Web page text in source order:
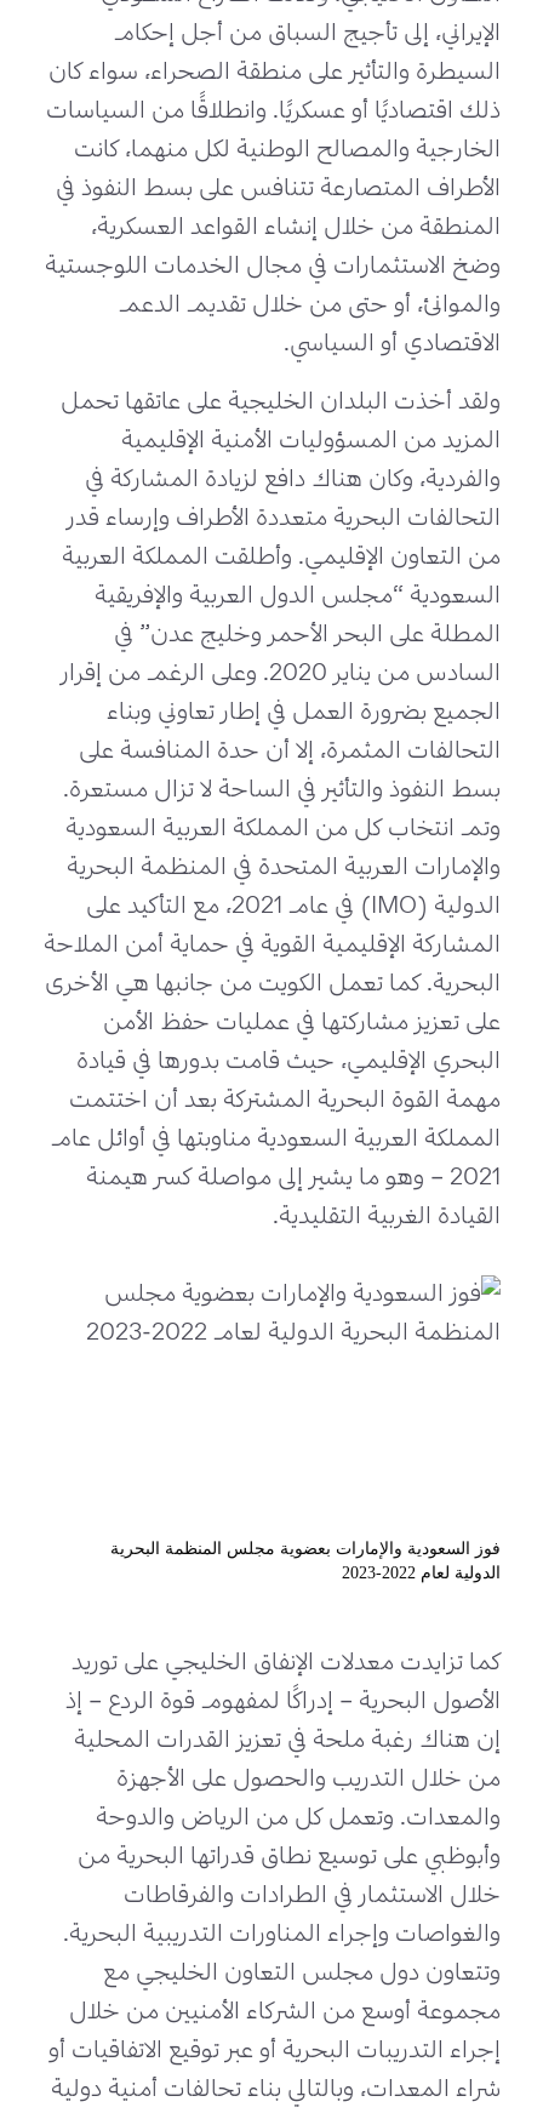
الإيراني، إلى تأجيج السباق من أجل إحكام
السيطرة والتأثير على منطقة الصحراء، سواء كان
ذلك اقتصاديًا أو عسكريًا. وانطلاقًا من السياسات
الخارجية والمصالح الوطنية لكل منهما، كانت
الأطراف المتصارعة تتنافس على بسط النفوذ في
المنطقة من خلال إنشاء القواعد العسكرية،
وضخ الاستثمارات في مجال الخدمات اللوجستية
والموانئ، أو حتى من خلال تقديم الدعم
الاقتصادي أو السياسي.
ولقد أخذت البلدان الخليجية على عاتقها تحمل
المزيد من المسؤوليات الأمنية الإقليمية
والفردية، وكان هناك دافع لزيادة المشاركة في
التحالفات البحرية متعددة الأطراف وإرساء قدر
من التعاون الإقليمي. وأطلقت المملكة العربية
السعودية “مجلس الدول العربية والإفريقية
المطلة على البحر الأحمر وخليج عدن” في
السادس من يناير 2020. وعلى الرغم من إقرار
الجميع بضرورة العمل في إطار تعاوني وبناء
التحالفات المثمرة، إلا أن حدة المنافسة على
بسط النفوذ والتأثير في الساحة لا تزال مستعرة.
وتم انتخاب كل من المملكة العربية السعودية
والإمارات العربية المتحدة في المنظمة البحرية
الدولية (IMO) في عام 2021، مع التأكيد على
المشاركة الإقليمية القوية في حماية أمن الملاحة
البحرية. كما تعمل الكويت من جانبها هي الأخرى
على تعزيز مشاركتها في عمليات حفظ الأمن
البحري الإقليمي، حيث قامت بدورها في قيادة
مهمة القوة البحرية المشتركة بعد أن اختتمت
المملكة العربية السعودية مناوبتها في أوائل عام
2021 – وهو ما يشير إلى مواصلة كسر هيمنة
القيادة الغربية التقليدية.
فوز السعودية والإمارات بعضوية مجلس المنظمة البحرية
الدولية لعام 2022-2023
كما تزايدت معدلات الإنفاق الخليجي على توريد
الأصول البحرية – إدراكًا لمفهوم قوة الردع – إذ
إن هناك رغبة ملحة في تعزيز القدرات المحلية
من خلال التدريب والحصول على الأجهزة
والمعدات. وتعمل كل من الرياض والدوحة
وأبوظبي على توسيع نطاق قدراتها البحرية من
خلال الاستثمار في الطرادات والفرقاطات
والغواصات وإجراء المناورات التدريبية البحرية.
وتتعاون دول مجلس التعاون الخليجي مع
مجموعة أوسع من الشركاء الأمنيين من خلال
إجراء التدريبات البحرية أو عبر توقيع الاتفاقيات أو
شراء المعدات، وبالتالي بناء تحالفات أمنية دولية